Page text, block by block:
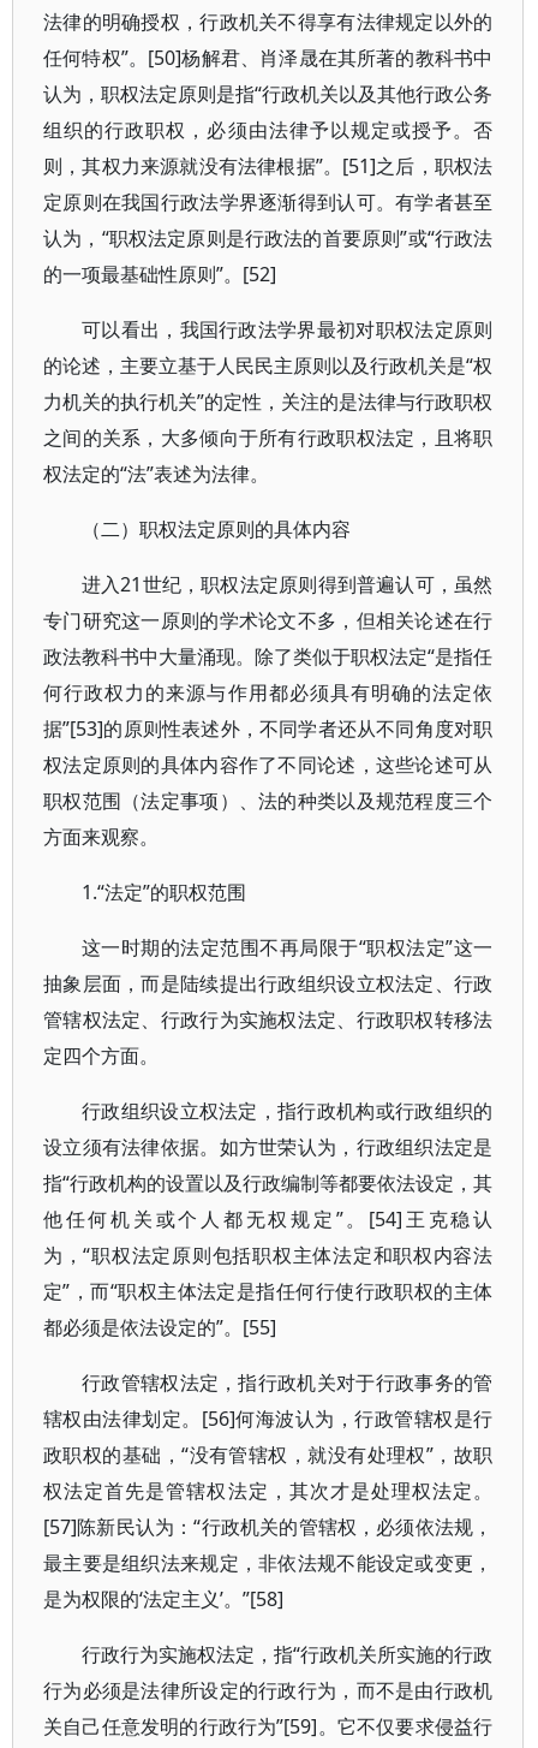
法律的明确授权，行政机关不得享有法律规定以外的
任何特权”。[50]杨解君、肖泽晟在其所著的教科书中
认为，职权法定原则是指“行政机关以及其他行政公务
组织的行政职权，必须由法律予以规定或授予。否
则，其权力来源就没有法律根据”。[51]之后，职权法
定原则在我国行政法学界逐渐得到认可。有学者甚至
认为，“职权法定原则是行政法的首要原则”或“行政法
的一项最基础性原则”。[52]
可以看出，我国行政法学界最初对职权法定原则
的论述，主要立基于人民民主原则以及行政机关是“权
力机关的执行机关”的定性，关注的是法律与行政职权
之间的关系，大多倾向于所有行政职权法定，且将职
权法定的“法”表述为法律。
（二）职权法定原则的具体内容
进入21世纪，职权法定原则得到普遍认可，虽然
专门研究这一原则的学术论文不多，但相关论述在行
政法教科书中大量涌现。除了类似于职权法定“是指任
何行政权力的来源与作用都必须具有明确的法定依
据”[53]的原则性表述外，不同学者还从不同角度对职
权法定原则的具体内容作了不同论述，这些论述可从
职权范围（法定事项）、法的种类以及规范程度三个
方面来观察。
1.“法定”的职权范围
这一时期的法定范围不再局限于“职权法定”这一
抽象层面，而是陆续提出行政组织设立权法定、行政
管辖权法定、行政行为实施权法定、行政职权转移法
定四个方面。
行政组织设立权法定，指行政机构或行政组织的
设立须有法律依据。如方世荣认为，行政组织法定是
指“行政机构的设置以及行政编制等都要依法设定，其
他任何机关或个人都无权规定”。[54]王克稳认
为，“职权法定原则包括职权主体法定和职权内容法
定”，而“职权主体法定是指任何行使行政职权的主体
都必须是依法设定的”。[55]
行政管辖权法定，指行政机关对于行政事务的管
辖权由法律划定。[56]何海波认为，行政管辖权是行
政职权的基础，“没有管辖权，就没有处理权”，故职
权法定首先是管辖权法定，其次才是处理权法定。
[57]陈新民认为：“行政机关的管辖权，必须依法规，
最主要是组织法来规定，非依法规不能设定或变更，
是为权限的‘法定主义’。”[58]
行政行为实施权法定，指“行政机关所实施的行政
行为必须是法律所设定的行政行为，而不是由行政机
关自己任意发明的行政行为”[59]。它不仅要求侵益行